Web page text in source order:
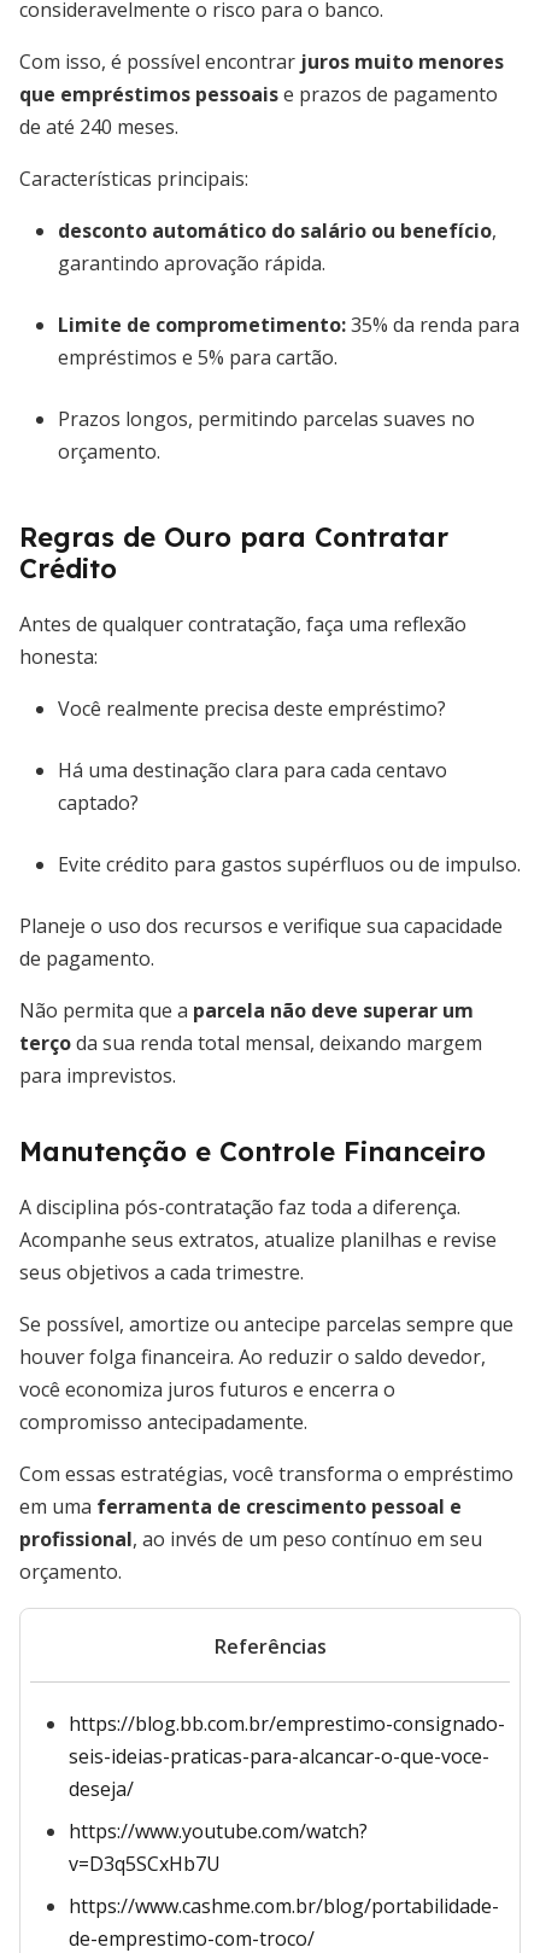
consideravelmente o risco para o banco.
Com isso, é possível encontrar juros muito menores
que empréstimos pessoaise prazos de pagamento
de até 240 meses.
Características principais:
desconto automático do salário ou benefício,
garantindo aprovação rápida.
Limite de comprometimento:35% da renda para
empréstimos e 5% para cartão.
Prazos longos, permitindo parcelas suaves no
orçamento.
Regras de Ouro para Contratar
Crédito
Antes de qualquer contratação, faça uma reflexão
honesta:
Você realmente precisa deste empréstimo?
Há uma destinação clara para cada centavo
captado?
Evite crédito para gastos supérfluos ou de impulso.
Planeje o uso dos recursos e verifique sua capacidade
de pagamento.
Não permita que a parcela não deve superar um
terçoda sua renda total mensal, deixando margem
para imprevistos.
Manutenção e Controle Financeiro
A disciplina pós-contratação faz toda a diferença.
Acompanhe seus extratos, atualize planilhas e revise
seus objetivos a cada trimestre.
Se possível, amortize ou antecipe parcelas sempre que
houver folga financeira. Ao reduzir o saldo devedor,
você economiza juros futuros e encerra o
compromisso antecipadamente.
Com essas estratégias, você transforma o empréstimo
em uma ferramenta de crescimento pessoal e
profissional, ao invés de um peso contínuo em seu
orçamento.
Referências
https://blog.bb.com.br/emprestimo-consignado-
seis-ideias-praticas-para-alcancar-o-que-voce-
deseja/
https://www.youtube.com/watch?
v=D3q5SCxHb7U
https://www.cashme.com.br/blog/portabilidade-
de-emprestimo-com-troco/